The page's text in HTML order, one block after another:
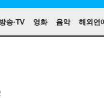
방송·TV 영화 음악 해외연예